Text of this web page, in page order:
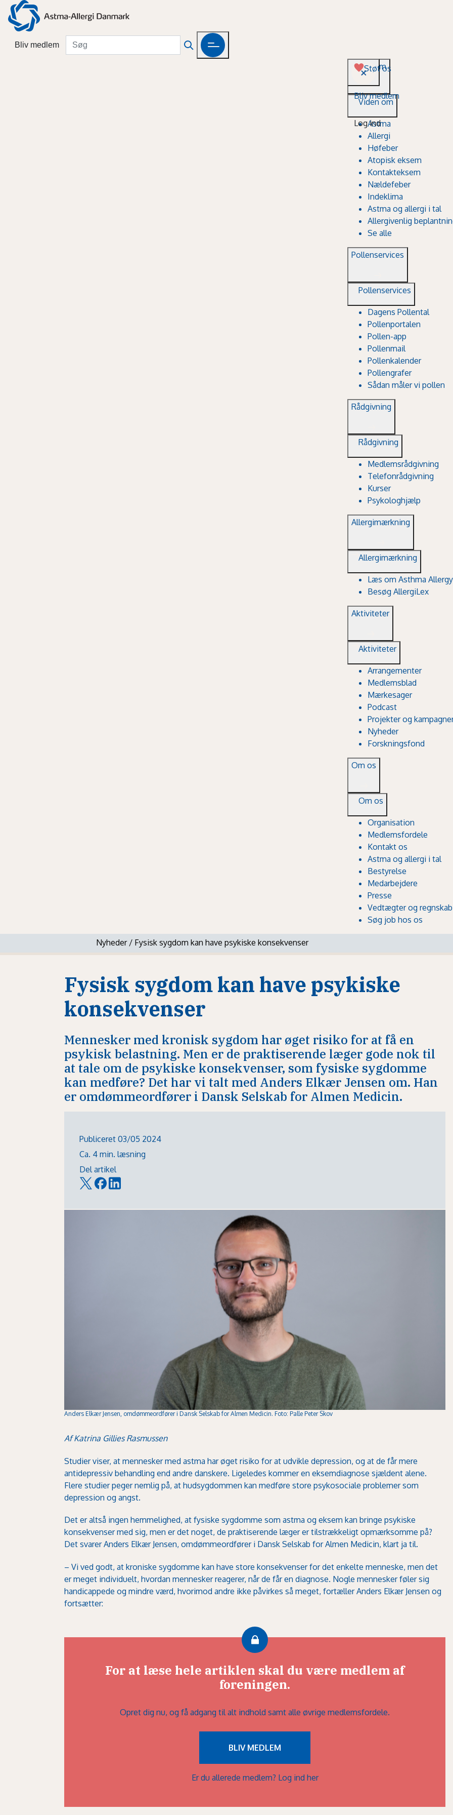
Bliv medlem
Støt os
Bliv medlem
Log ind
Viden om
Viden om
Astma
Allergi
Høfeber
Atopisk eksem
Kontakteksem
Nældefeber
Indeklima
Astma og allergi i tal
Allergivenlig
Se alle
Pollenservices
Pollenservices
Dagens Pollental
Pollenportalen
Pollen-app
Pollenmail
Pollenkalender
Pollengrafer
Sådan måler vi pollen
Rådgivning
Rådgivning
Medlemsrådgivning
Telefonrådgivning
Kurser
Psykologhjælp
Allergimærkning
Allergimærkning
Læs om Asthma
Besøg AllergiLex
Aktiviteter
Aktiviteter
Arrangementer
Medlemsblad
Mærkesager
Podcast
Projekter og
Nyheder
Forskningsfond
Om os
Om os
Organisation
Medlemsfordele
Kontakt os
Astma og allergi i tal
Bestyrelse
Medarbejdere
Presse
Vedtægter og regnskab
Søg job hos os
Nyheder / Fysisk sygdom kan have psykiske konsekvenser
Fysisk sygdom kan have psykiske
konsekvenser
Mennesker med kronisk sygdom har øget risiko for at få en
psykisk belastning. Men er de praktiserende læger gode nok til
at tale om de psykiske konsekvenser, som fysiske sygdomme
kan medføre? Det har vi talt med Anders Elkær Jensen om. Han
er omdømmeordfører i Dansk Selskab for Almen Medicin.
Publiceret 03/05 2024
Ca. 4 min. læsning
Del artikel
Anders Elkær Jensen, omdømmeordfører i Dansk Selskab for Almen Medicin. Foto: Palle Peter Skov
Af Katrina Gillies Rasmussen
Studier viser, at mennesker med astma har øget risiko for at udvikle depression, og at de får mere
antidepressiv behandling end andre danskere. Ligeledes kommer en eksemdiagnose sjældent alene.
Flere studier peger nemlig på, at hudsygdommen kan medføre store psykosociale problemer som
depression og angst.
Det er altså ingen hemmelighed, at fysiske sygdomme som astma og eksem kan bringe psykiske
konsekvenser med sig, men er det noget, de praktiserende læger er tilstrækkeligt opmærksomme på?
Det svarer Anders Elkær Jensen, omdømmeordfører i Dansk Selskab for Almen Medicin, klart ja til.
– Vi ved godt, at kroniske sygdomme kan have store konsekvenser for det enkelte menneske, men det
er meget individuelt, hvordan mennesker reagerer, når de får en diagnose. Nogle mennesker føler sig
handicappede og mindre værd, hvorimod andre ikke påvirkes så meget, fortæller Anders Elkær Jensen og
fortsætter:
For at læse hele artiklen skal du være medlem af
foreningen.
Opret dig nu, og få adgang til alt indhold samt alle øvrige medlemsfordele.
BLIV MEDLEM
Er du allerede medlem? Log ind her